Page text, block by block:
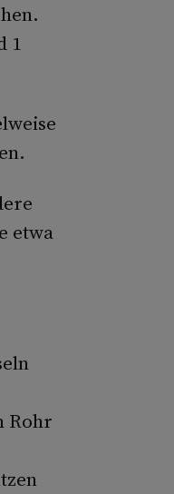
1
etwa
Rohr